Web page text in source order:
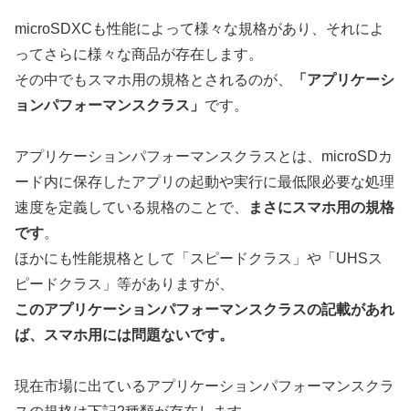
microSDXCも性能によって様々な規格があり、それによ
ってさらに様々な商品が存在します。
その中でもスマホ用の規格とされるのが、
「アプリケーシ
ョンパフォーマンスクラス」 です。
アプリケーションパフォーマンスクラスとは、microSDカ
ード内に保存したアプリの起動や実行に最低限必要な処理
速度を定義している規格のことで、
まさにスマホ用の規格
です。
ほかにも性能規格として「スピードクラス」や「UHSス
ピードクラス」等がありますが、
このアプリケーションパフォーマンスクラスの記載があれ
ば、スマホ用には問題ないです。
現在市場に出ているアプリケーションパフォーマンスクラ